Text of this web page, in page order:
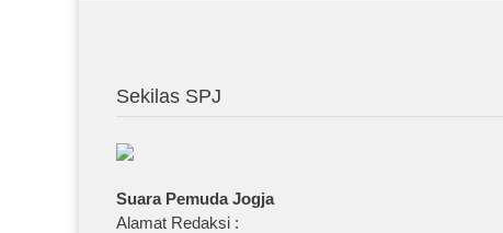
Sekilas SPJ
Suara Pemuda Jogja
Alamat Redaksi :